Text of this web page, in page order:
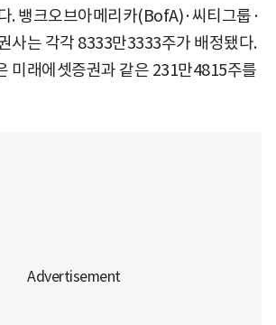
. 뱅크오브아메리카(BofA)·씨티그룹·
사는 각각 8333만3333주가 배정됐다.
미래에셋증권과 같은 231만4815주를